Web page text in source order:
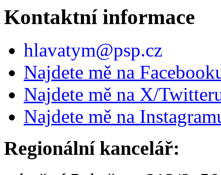
Kontaktní informace
hlavatym@psp.cz
Najdete mě na
Najdete mě na X/
Najdete mě na
Regionální kancelář: